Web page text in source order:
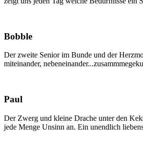
Bobble
Der zweite Senior im Bunde und der
miteinander,
Paul
Der Zwerg und kleine Drache unter den
jede Menge Unsinn an. Ein unendlich